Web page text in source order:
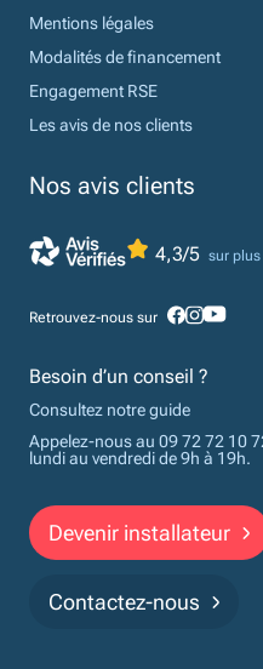
Mentions légales
Modalités de financement
Engagement RSE
Les avis de nos clients
Nos avis clients
4,3/5 sur
Retrouvez-nous sur
Besoin d’un conseil ?
Consultez notre guide
Appelez-nous au 09 72 72 10
lundi au vendredi de 9h à 19h.
Devenir installateur
Contactez-nous